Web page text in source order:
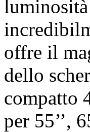
offre il
dello
compatto
per 55’’,